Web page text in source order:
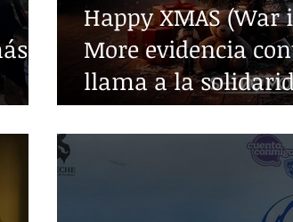
Happy XMAS (War
More evidencia
llama a la
guerra